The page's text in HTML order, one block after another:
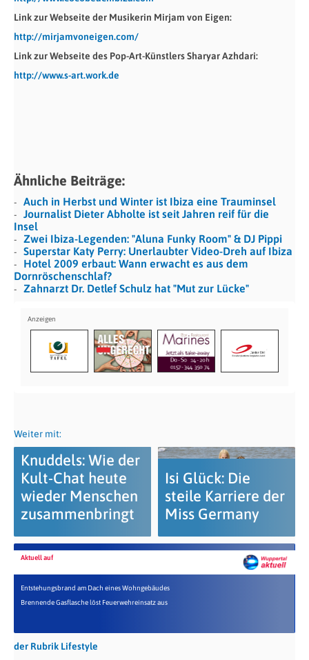
Link zur Webseite der Musikerin Mirjam von Eigen:
http://mirjamvoneigen.com/
Link zur Webseite des Pop-Art-Künstlers Sharyar Azhdari:
http://www.s-art.work.de
Ähnliche Beiträge:
Auch in Herbst und Winter ist Ibiza eine Trauminsel
Journalist Dieter Abholte ist seit Jahren reif für die
Insel
Zwei Ibiza-Legenden: "Aluna Funky Room" & DJ Pippi
Superstar Katy Perry: Unerlaubter Video-Dreh auf Ibiza
Hotel 2009 erbaut: Wann erwacht es aus dem
Dornröschenschlaf?
Zahnarzt Dr. Detlef Schulz hat "Mut zur Lücke"
Weiter mit:
Knuddels: Wie der
Kult-Chat heute
wieder Menschen
zusammenbringt
Isi Glück: Die
steile Karriere der
Miss Germany
Aktuell auf
Entstehungsbrand am Dach eines Wohngebäudes
Brennende Gasflasche löst Feuerwehreinsatz aus
der Rubrik Lifestyle